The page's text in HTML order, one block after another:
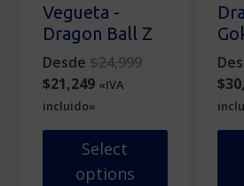
Las
opciones
pueden
elegir
en
la
página
Las
en
la
Vegueta -
Dragon Ball Z
Desde $24,999Original
$24,999.
$21,249Current
price
is:
$21,249.
«IVA
incluido»
Select
options
$